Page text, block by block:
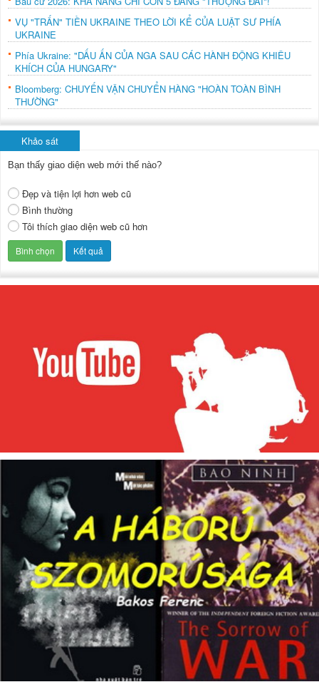
VỤ "TRẤN" TIỀN UKRAINE THEO LỜI KỂ CỦA LUẬT SƯ PHÍA
UKRAINE
Phía Ukraine: "DẤU ẤN CỦA NGA SAU CÁC HÀNH ĐỘNG KHIÊU
KHÍCH CỦA HUNGARY"
Bloomberg: CHUYẾN VẬN CHUYỂN HÀNG "HOÀN TOÀN BÌNH
THƯỜNG"
Khảo sát
Bạn thấy giao diện web mới thế nào?
Đẹp và tiện lợi hơn web cũ
Bình thường
Tôi thích giao diện web cũ hơn